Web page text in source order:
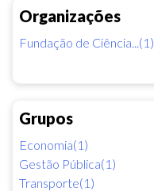
Organizações
Fundação de Ciência...(1)
Grupos
Economia(1)
Gestão Pública(1)
Transporte(1)